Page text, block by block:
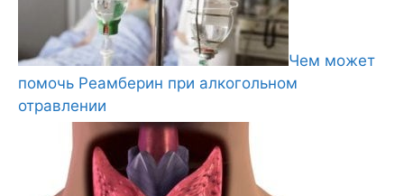
Чем может
помочь Реамберин при алкогольном
отравлении